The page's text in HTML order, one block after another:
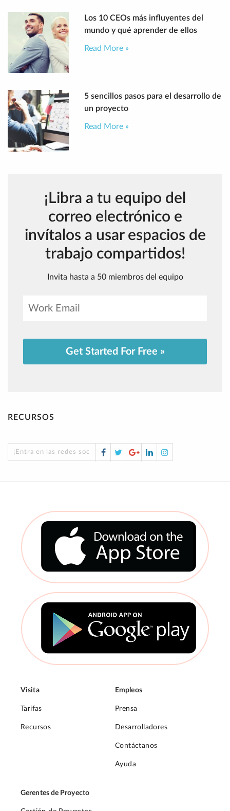
Los 10 CEOs más influyentes del
mundo y qué aprender de ellos
Read More »
5 sencillos pasos para el desarrollo de
un proyecto
Read More »
¡Libra a tu equipo del
correo electrónico e
invítalos a usar espacios de
trabajo compartidos!
Invita hasta a 50 miembros del equipo
Get Started For Free »
RECURSOS
¡Entra en las redes sociales!Facebook
TwitterGoogle
Plus
LinkedInInstagram
Visita
Tarifas
Recursos
Empleos
Prensa
Desarrolladores
Contáctanos
Ayuda
Gerentes de Proyecto